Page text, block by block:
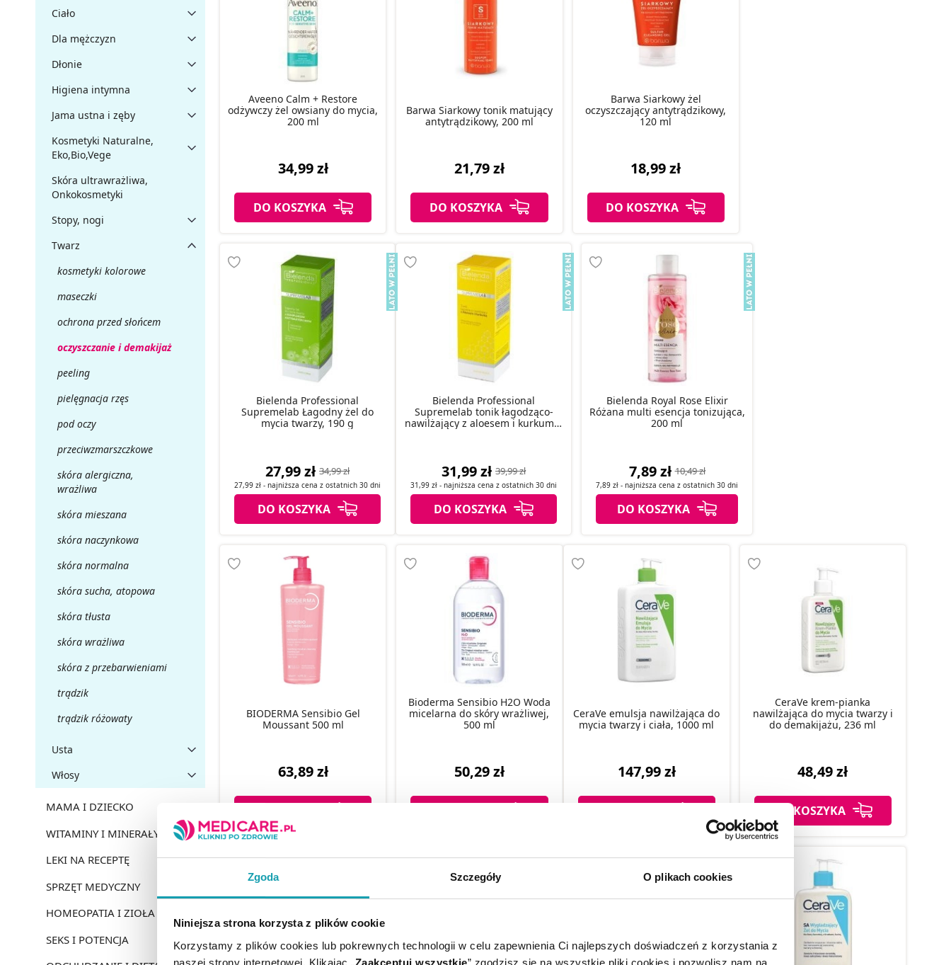
Zgoda Szczegóły O plikach cookies
Niniejsza strona korzysta z plików cookie
Korzystamy z plików cookies lub pokrewnych technologii w celu zapewnienia Ci najlepszych doświadczeń z korzystania z
naszej strony internetowej. Klikając „Zaakceptuj wszystkie” zgodzisz się na wszystkie pliki cookies i pozwolisz nam na
Ciało
Dla mężczyzn
Dłonie
Higiena intymna
Jama ustna i zęby
Kosmetyki Naturalne,
Eko,Bio,Vege
Skóra ultrawrażliwa,
Onkokosmetyki
Stopy, nogi
Twarz
kosmetyki kolorowe
maseczki
ochrona przed słońcem
oczyszczanie i demakijaż
peeling
pielęgnacja rzęs
pod oczy
przeciwzmarszczkowe
skóra alergiczna,
wrażliwa
skóra mieszana
skóra naczynkowa
skóra normalna
skóra sucha, atopowa
skóra tłusta
skóra wrażliwa
skóra z przebarwieniami
trądzik
trądzik różowaty
Usta
Włosy
MAMA I DZIECKO
WITAMINY I MINERAŁY
LEKI NA RECEPTĘ
SPRZĘT MEDYCZNY
HOMEOPATIA I ZIOŁA
SEKS I POTENCJA
Aveeno Calm + Restore
odżywczy żel owsiany do mycia,
200 ml
34,99 zł
DO KOSZYKA
Barwa Siarkowy tonik matujący
antytrądzikowy, 200 ml
21,79 zł
DO KOSZYKA
Barwa Siarkowy żel
oczyszczający antytrądzikowy,
120 ml
18,99 zł
DO KOSZYKA
Bielenda Professional
Supremelab Łagodny żel do
mycia twarzy, 190 g
27,99 zł 34,99 zł
27,99 zł - najniższa cena z ostatnich 30 dni
DO KOSZYKA
Bielenda Professional
Supremelab tonik łagodząco-
nawilżający z aloesem i kurkumą,
31,99 zł 39,99 zł
31,99 zł - najniższa cena z ostatnich 30 dni
DO KOSZYKA
Bielenda Royal Rose Elixir
Różana multi esencja tonizująca,
200 ml
7,89 zł 10,49 zł
7,89 zł - najniższa cena z ostatnich 30 dni
DO KOSZYKA
BIODERMA Sensibio Gel
Moussant 500 ml
63,89 zł
Bioderma Sensibio H2O Woda
micelarna do skóry wrażliwej,
500 ml
50,29 zł
CeraVe emulsja nawilżająca do
mycia twarzy i ciała, 1000 ml
147,99 zł
CeraVe krem-pianka
nawilżająca do mycia twarzy i
do demakijażu, 236 ml
48,49 zł
DO KOSZYKA